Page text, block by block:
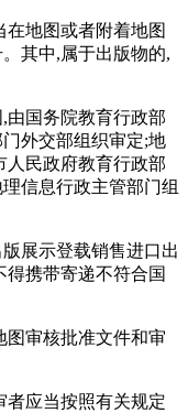
地图或者附着地图
其中,属于出版物的,
由国务院教育行政部
外交部组织审定;地
人民政府教育行政部
信息行政主管部门组
展示登载销售进口出
得携带寄递不符合国
图审核批准文件和审
者应当按照有关规定